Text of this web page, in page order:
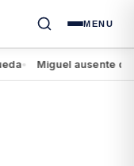
MENU
Miguel ausente do